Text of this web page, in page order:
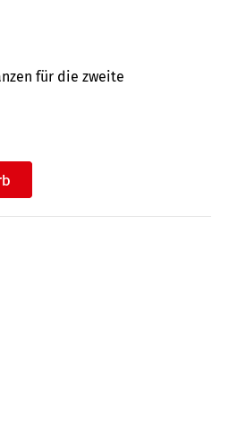
für die zweite